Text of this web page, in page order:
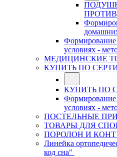
условиях -
МЕДИЦИНСКИЕ
КУПИТЬ ПО
КУПИТЬ ПО
условиях -
ПОСТЕЛЬНЫЕ
ТОВАРЫ ДЛЯ
ПОРОЛОН И
Линейка
код сна"